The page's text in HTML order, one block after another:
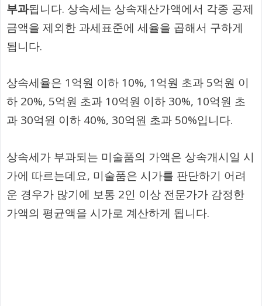
부과됩니다. 상속세는 상속재산가액에서 각종 공제
금액을 제외한 과세표준에 세율을 곱해서 구하게
됩니다.
상속세율은 1억원 이하 10%, 1억원 초과 5억원 이
하 20%, 5억원 초과 10억원 이하 30%, 10억원 초
과 30억원 이하 40%, 30억원 초과 50%입니다.
상속세가 부과되는 미술품의 가액은 상속개시일 시
가에 따르는데요, 미술품은 시가를 판단하기 어려
운 경우가 많기에 보통 2인 이상 전문가가 감정한
가액의 평균액을 시가로 계산하게 됩니다.